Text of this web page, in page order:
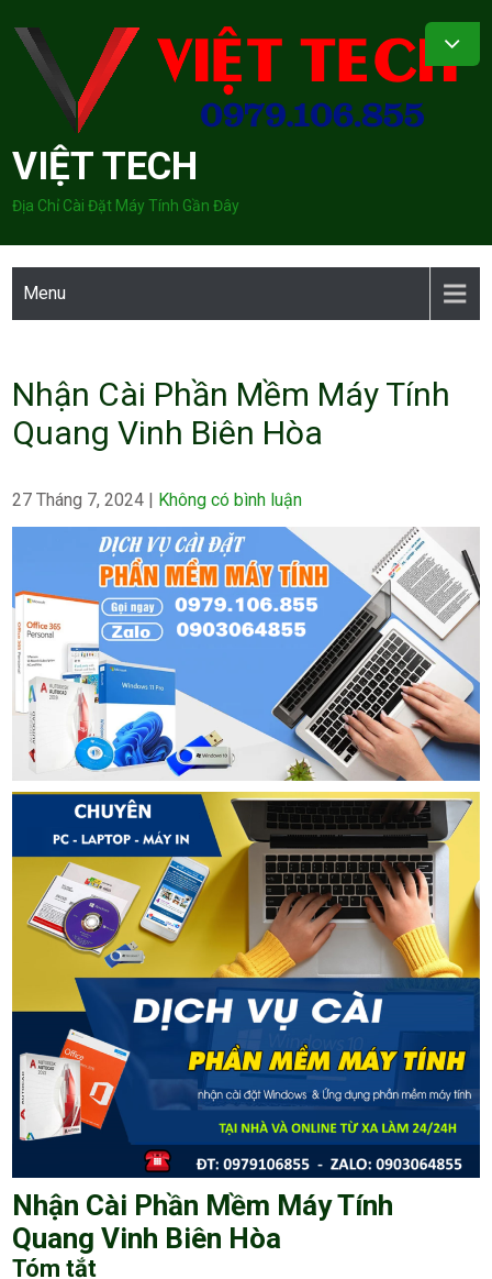
content
VIỆT TECH
Địa Chỉ Cài Đặt Máy Tính Gần Đây
Menu
Nhận Cài Phần Mềm Máy Tính
Quang Vinh Biên Hòa
27 Tháng 7, 2024 | Không có bình luận
Nhận Cài Phần Mềm Máy Tính
Quang Vinh Biên Hòa
Tóm tắt